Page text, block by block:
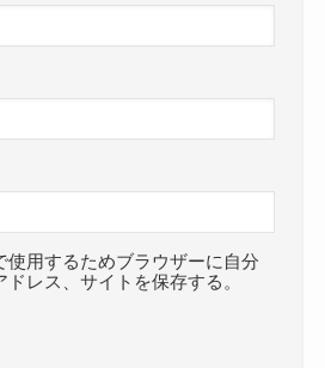
使用するためブラウザーに自分
レス、サイトを保存する。